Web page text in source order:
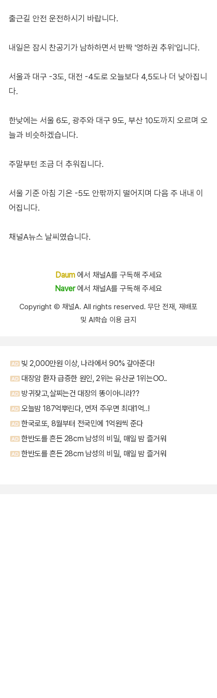
출근길 안전 운전하시기 바랍니다.
내일은 잠시 찬공기가 남하하면서 반짝 '영하권 추위'입니다.
서울과 대구 -3도, 대전 -4도로 오늘보다 4,5도나 더 낮아집니
다.
한낮에는 서울 6도, 광주와 대구 9도, 부산 10도까지 오르며 오
늘과 비슷하겠습니다.
주말부턴 조금 더 추워집니다.
서울 기준 아침 기온 -5도 안팎까지 떨어지며 다음 주 내내 이
어집니다.
채널A뉴스 날씨였습니다.
Daum에서 채널A를 구독해 주세요
Naver에서 채널A를 구독해 주세요
Copyright Ⓒ 채널A. All rights reserved. 무단 전재, 재배포
및 AI학습 이용 금지